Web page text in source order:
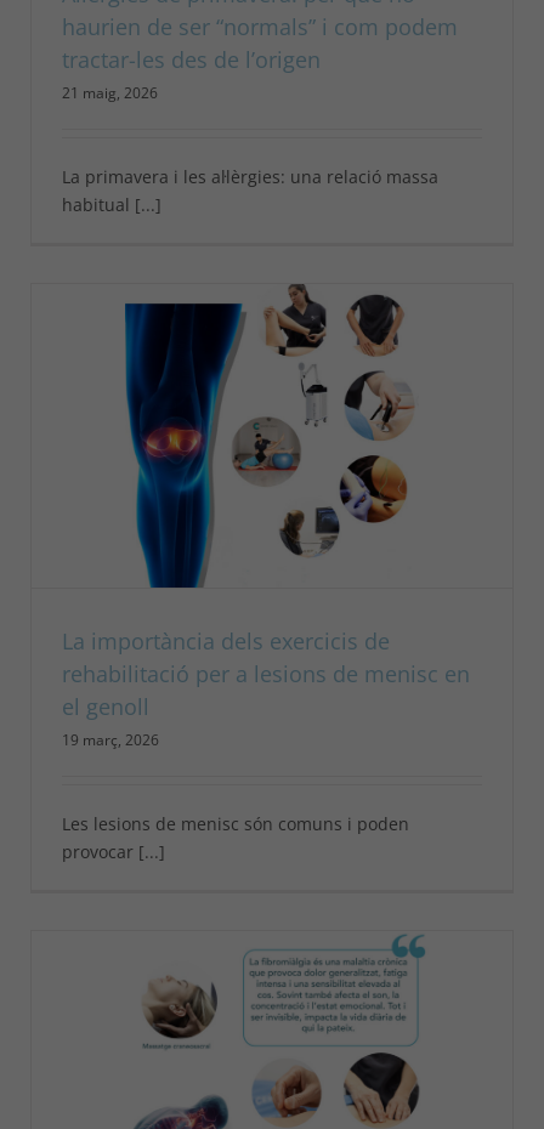
haurien de ser “normals” i com podem
tractar-les des de l’origen
21 maig, 2026
La primavera i les al·lèrgies: una relació massa
habitual [...]
La importància dels exercicis de
rehabilitació per a lesions de menisc en
el genoll
19 març, 2026
Les lesions de menisc són comuns i poden
provocar [...]